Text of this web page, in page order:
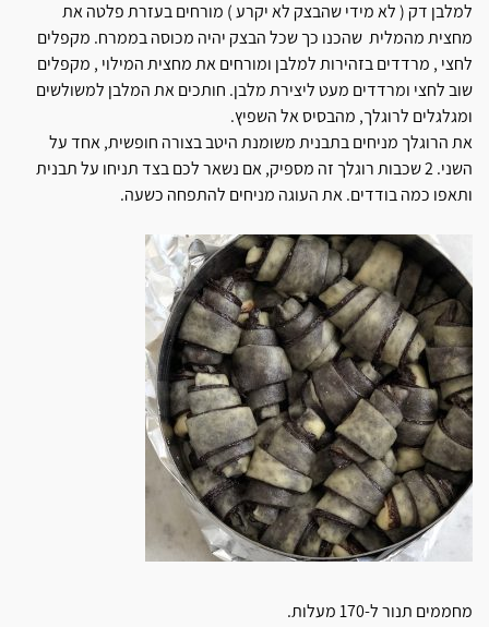
למלבן דק ( לא מידי שהבצק לא יקרע ) מורחים בעזרת פלטה את
מחצית מהמלית שהכנו כך שכל הבצק יהיה מכוסה בממרח. מקפלים
לחצי , מרדדים בזהירות למלבן ומורחים את מחצית המילוי , מקפלים
שוב לחצי ומרדדים מעט ליצירת מלבן. חותכים את המלבן למשולשים
ומגלגלים לרוגלך, מהבסיס אל השפיץ.
את הרוגלך מניחים בתבנית משומנת היטב בצורה חופשית, אחד על
השני. 2 שכבות רוגלך זה מספיק, אם נשאר לכם בצד תניחו על תבנית
ותאפו כמה בודדים. את העוגה מניחים להתפחה כשעה.
מחממים תנור ל-170 מעלות.